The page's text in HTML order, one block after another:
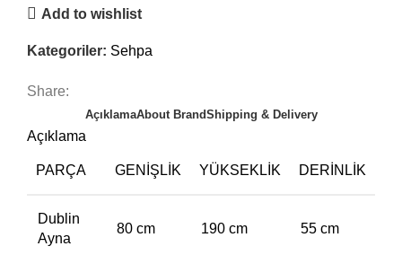
Add to wishlist
Kategoriler: Sehpa
Share:
AçıklamaAbout BrandShipping & Delivery
Açıklama
PARÇA GENIŞLIK YÜKSEKLIK DERINLIK
Dublin
Ayna
80 cm 190 cm 55 cm